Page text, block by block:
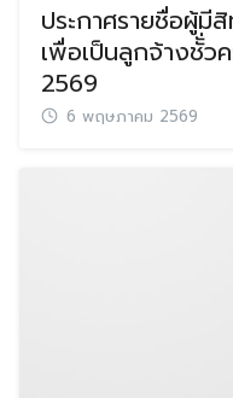
ประกาศรายชื่อผู้มี
เพื่อเป็นลูกจ้างชัั่ว
2569
6 พฤษภาคม 2569